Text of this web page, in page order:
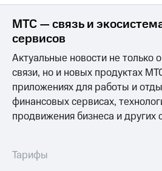
Регистратор
Реквизиты
Контакты
развитие
деловая этика
На главную
МТС — связь и
сервисов
Актуальные новости не только
связи, но и новых продуктах
приложениях для работы и
финансовых сервисах,
продвижения бизнеса и других
Тарифы